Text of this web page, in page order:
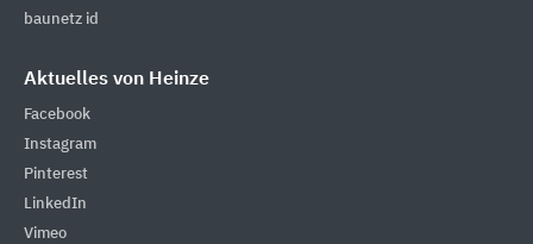
baunetz id
Aktuelles von Heinze
Facebook
Instagram
Pinterest
LinkedIn
Vimeo